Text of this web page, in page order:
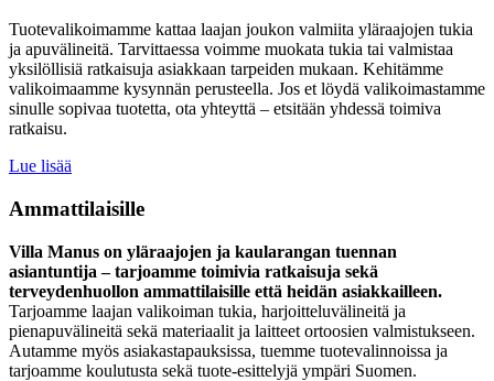
Tuotevalikoimamme kattaa laajan joukon valmiita yläraajojen tukia
ja apuvälineitä. Tarvittaessa voimme muokata tukia tai valmistaa
yksilöllisiä ratkaisuja asiakkaan tarpeiden mukaan. Kehitämme
valikoimaamme kysynnän perusteella. Jos et löydä valikoimastamme
sinulle sopivaa tuotetta, ota yhteyttä – etsitään yhdessä toimiva
ratkaisu.
Lue lisää
Ammattilaisille
Villa Manus on yläraajojen ja kaularangan tuennan
asiantuntija – tarjoamme toimivia ratkaisuja sekä
terveydenhuollon ammattilaisille että heidän asiakkailleen.
Tarjoamme laajan valikoiman tukia, harjoitteluvälineitä ja
pienapuvälineitä sekä materiaalit ja laitteet ortoosien valmistukseen.
Autamme myös asiakastapauksissa, tuemme tuotevalinnoissa ja
tarjoamme koulutusta sekä tuote-esittelyjä ympäri Suomen.